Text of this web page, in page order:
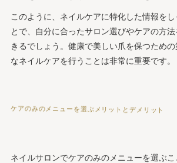
このように、ネイルケアに特化した情報をし
とで、自分に合ったサロン選びやケアの方
きるでしょう。健康で美しい爪を保つため
なネイルケアを行うことは非常に重要です。
ケアのみのメニューを選ぶメリットとデメリット
ネイルサロンでケアのみのメニューを選ぶ